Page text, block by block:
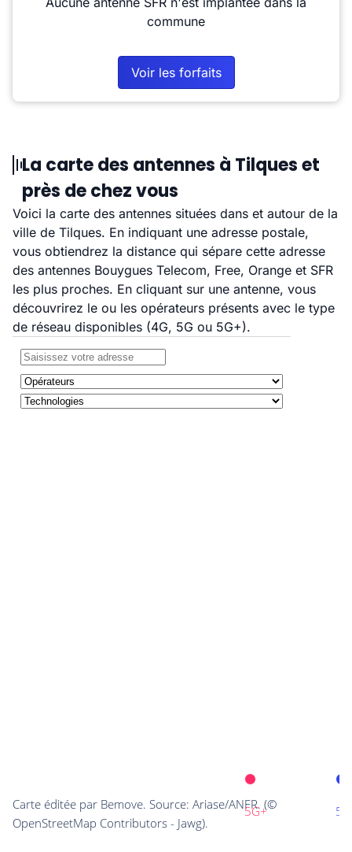
commune
Voir les forfaits
La carte des antennes à Tilques et
près de chez vous
Voici la carte des antennes situées dans et autour de la
ville de Tilques. En indiquant une adresse postale,
vous obtiendrez la distance qui sépare cette adresse
des antennes Bouygues Telecom, Free, Orange et SFR
les plus proches. En cliquant sur une antenne, vous
découvrirez le ou les opérateurs présents avec le type
de réseau disponibles (4G, 5G ou 5G+).